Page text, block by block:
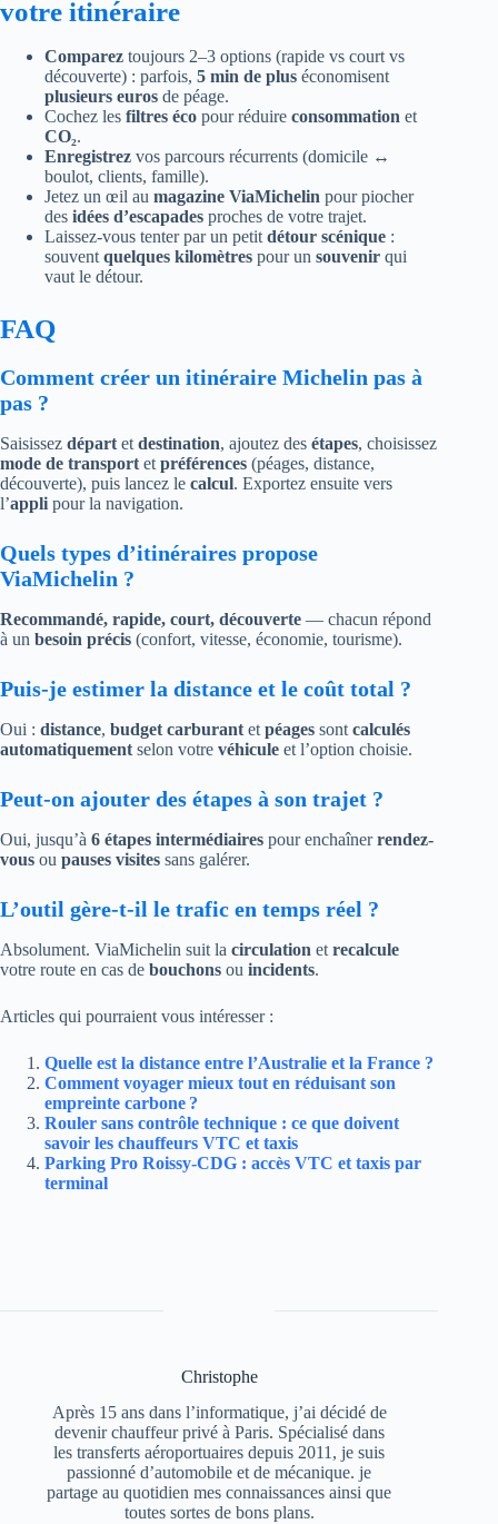
votre itinéraire
Comparez toujours 2–3 options (rapide vs court vs
découverte) : parfois, 5 min de plus économisent
plusieurs euros de péage.
Cochez les filtres éco pour réduire consommation et
CO₂.
Enregistrez vos parcours récurrents (domicile ↔
boulot, clients, famille).
Jetez un œil au magazine ViaMichelin pour piocher
des idées d’escapades proches de votre trajet.
Laissez-vous tenter par un petit détour scénique :
souvent quelques kilomètres pour un souvenir qui
vaut le détour.
FAQ
Comment créer un itinéraire Michelin pas à
pas ?
Saisissez départ et destination, ajoutez des étapes, choisissez
mode de transport et préférences (péages, distance,
découverte), puis lancez le calcul. Exportez ensuite vers
l’appli pour la navigation.
Quels types d’itinéraires propose
ViaMichelin ?
Recommandé, rapide, court, découverte — chacun répond
à un besoin précis (confort, vitesse, économie, tourisme).
Puis-je estimer la distance et le coût total ?
Oui : distance, budget carburant et péages sont calculés
automatiquement selon votre véhicule et l’option choisie.
Peut-on ajouter des étapes à son trajet ?
Oui, jusqu’à 6 étapes intermédiaires pour enchaînerrendez-
vous ou pauses visites sans galérer.
L’outil gère-t-il le trafic en temps réel ?
Absolument. ViaMichelin suit la circulation et recalcule
votre route en cas de bouchons ou incidents.
Articles qui pourraient vous intéresser :
Quelle est la distance entre l’Australie et la France ?
Comment voyager mieux tout en réduisant son
empreinte carbone ?
Rouler sans contrôle technique : ce que doivent
savoir les chauffeurs VTC et taxis
Parking Pro Roissy-CDG : accès VTC et taxis par
terminal
Christophe
Après 15 ans dans l’informatique, j’ai décidé de
devenir chauffeur privé à Paris. Spécialisé dans
les transferts aéroportuaires depuis 2011, je suis
passionné d’automobile et de mécanique. je
partage au quotidien mes connaissances ainsi que
toutes sortes de bons plans.